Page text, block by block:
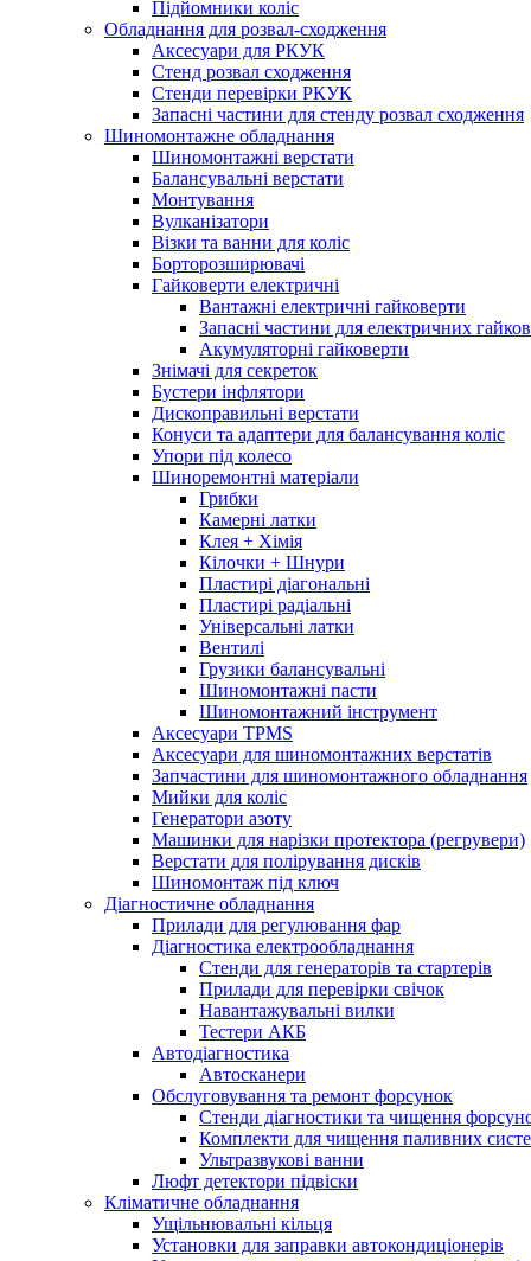
Підйомники коліс
Обладнання для розвал-сходження
Аксесуари для РКУК
Стенд розвал сходження
Стенди перевірки РКУК
Запасні частини для стенду розвал сходження
Шиномонтажне обладнання
Шиномонтажні верстати
Балансувальні верстати
Монтування
Вулканізатори
Візки та ванни для коліс
Борторозширювачі
Гайковерти електричні
Вантажні електричні гайковерти
Запасні частини для електричних
Акумуляторні гайковерти
Знімачі для секреток
Бустери інфлятори
Дископравильні верстати
Конуси та адаптери для балансування коліс
Упори під колесо
Шиноремонтні матеріали
Грибки
Камерні латки
Клея + Хімія
Кілочки + Шнури
Пластирі діагональні
Пластирі радіальні
Універсальні латки
Вентилі
Грузики балансувальні
Шиномонтажні пасти
Шиномонтажний інструмент
Аксесуари TPMS
Аксесуари для шиномонтажних верстатів
Запчастини для шиномонтажного обладнання
Мийки для коліс
Генератори азоту
Машинки для нарізки протектора (регрувери)
Верстати для полірування дисків
Шиномонтаж під ключ
Діагностичне обладнання
Прилади для регулювання фар
Діагностика електрообладнання
Стенди для генераторів та стартерів
Прилади для перевірки свічок
Навантажувальні вилки
Тестери АКБ
Автодіагностика
Автосканери
Обслуговування та ремонт форсунок
Стенди діагностики та чищення
Комплекти для чищення паливних
Ультразвукові ванни
Люфт детектори підвіски
Кліматичне обладнання
Ущільнювальні кільця
Установки для заправки автокондиціонерів